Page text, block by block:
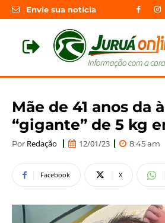
Envie sua notícia
Mãe de 41 anos da
“gigante” de 5 kg
Por Redação 12/01/23 8:45 am
Facebook X